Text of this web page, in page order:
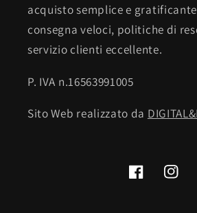
acquisto semplice e
consegna veloci, politiche di
servizio clienti eccellente.
P. IVA n.16563991005
Sito Web realizzato da
Facebook